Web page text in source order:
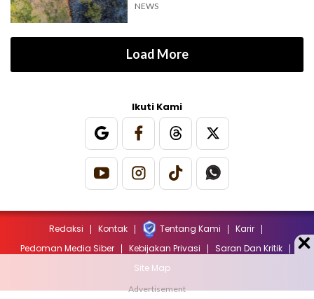
NEWS
Load More
Ikuti Kami
Redaksi Kontak Tentang Kami
Karir
Pedoman Media Siber
Kebijakan Privasi
Saran Dan Kritik
Site Map